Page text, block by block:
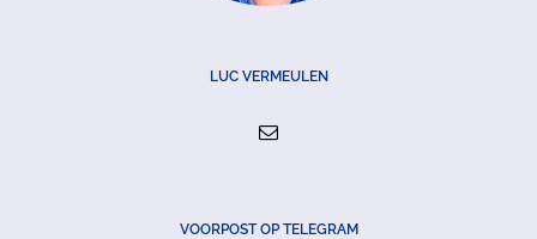
LUC VERMEULEN
VOORPOST OP TELEGRAM